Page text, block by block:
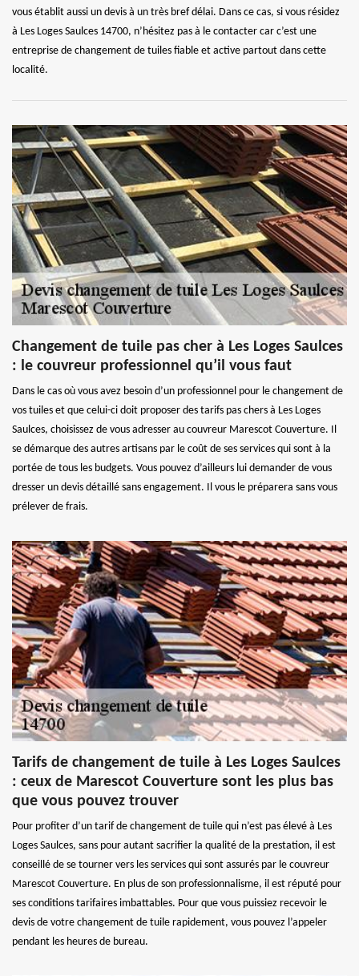
vous établit aussi un devis à un très bref délai. Dans ce cas, si vous résidez
à Les Loges Saulces 14700, n’hésitez pas à le contacter car c’est une
entreprise de changement de tuiles fiable et active partout dans cette
localité.
Changement de tuile pas cher à Les Loges Saulces
: le couvreur professionnel qu’il vous faut
Dans le cas où vous avez besoin d’un professionnel pour le changement de
vos tuiles et que celui-ci doit proposer des tarifs pas chers à Les Loges
Saulces, choisissez de vous adresser au couvreur Marescot Couverture. Il
se démarque des autres artisans par le coût de ses services qui sont à la
portée de tous les budgets. Vous pouvez d’ailleurs lui demander de vous
dresser un devis détaillé sans engagement. Il vous le préparera sans vous
prélever de frais.
Tarifs de changement de tuile à Les Loges Saulces
: ceux de Marescot Couverture sont les plus bas
que vous pouvez trouver
Pour profiter d’un tarif de changement de tuile qui n’est pas élevé à Les
Loges Saulces, sans pour autant sacrifier la qualité de la prestation, il est
conseillé de se tourner vers les services qui sont assurés par le couvreur
Marescot Couverture. En plus de son professionnalisme, il est réputé pour
ses conditions tarifaires imbattables. Pour que vous puissiez recevoir le
devis de votre changement de tuile rapidement, vous pouvez l’appeler
pendant les heures de bureau.